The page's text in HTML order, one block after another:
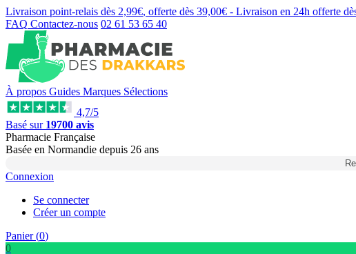
Livraison point-relais dès 2,99€, offerte dès 39,00€ - Livraison en 24h offerte
FAQ Contactez-nous 02 61 53 65 40
À propos Guides Marques Sélections
4,7/5
Basé sur 19700 avis
Pharmacie Française
Basée en Normandie depuis 26 ans
Connexion
Se connecter
Créer un compte
Panier (0)
0